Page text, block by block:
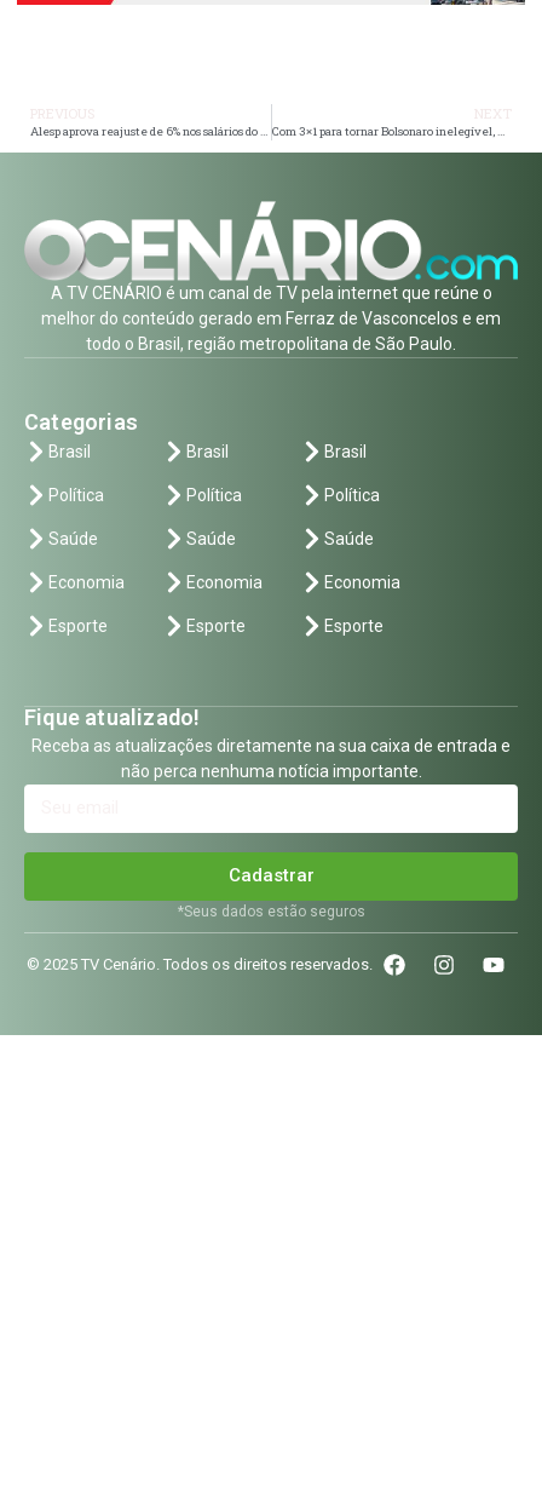
Alesp aprova reajuste de 6% nos salários do funcionalismo público de SP Com 3×1 para tornar Bolsonaro inelegível, TSE retornará julgamento na sexta
A TV CENÁRIO é um canal de TV pela internet que reúne o
melhor do conteúdo gerado em Ferraz de Vasconcelos e em
todo o Brasil, região metropolitana de São Paulo.
Categorias
Brasil
Política
Saúde
Economia
Esporte
Brasil
Política
Saúde
Economia
Esporte
Brasil
Política
Saúde
Economia
Esporte
Fique atualizado!
Receba as atualizações diretamente na sua caixa de entrada e
não perca nenhuma notícia importante.
Cadastrar
*Seus dados estão seguros
© 2025 TV Cenário. Todos os direitos reservados.